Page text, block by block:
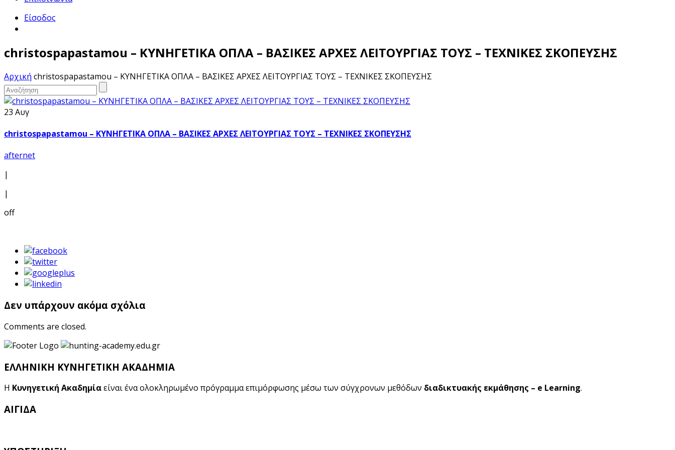
Είσοδος
christospapastamou – ΚΥΝΗΓΕΤΙΚΑ ΟΠΛΑ – ΒΑΣΙΚΕΣ ΑΡΧΕΣ ΛΕΙΤΟΥΡΓΙΑΣ ΤΟΥΣ – ΤΕΧΝΙΚΕΣ ΣΚΟΠΕΥΣΗΣ
Αρχική christospapastamou – ΚΥΝΗΓΕΤΙΚΑ ΟΠΛΑ – ΒΑΣΙΚΕΣ ΑΡΧΕΣ ΛΕΙΤΟΥΡΓΙΑΣ ΤΟΥΣ – ΤΕΧΝΙΚΕΣ ΣΚΟΠΕΥΣΗΣ
23 Αυγ
christospapastamou – ΚΥΝΗΓΕΤΙΚΑ ΟΠΛΑ – ΒΑΣΙΚΕΣ ΑΡΧΕΣ ΛΕΙΤΟΥΡΓΙΑΣ ΤΟΥΣ – ΤΕΧΝΙΚΕΣ ΣΚΟΠΕΥΣΗΣ
afternet
|
|
off
Δεν υπάρχουν ακόμα σχόλια
Comments are closed.
ΕΛΛΗΝΙΚΗ ΚΥΝΗΓΕΤΙΚΗ ΑΚΑΔΗΜΙΑ
Η Κυνηγετική Ακαδημίαείναι ένα ολοκληρωμένο πρόγραμμα επιμόρφωσης μέσω των σύγχρονων μεθόδων διαδικτυακής εκμάθησης – e Learning.
ΑΙΓΙΔΑ